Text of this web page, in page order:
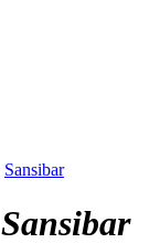
Sansibar
Sansibar